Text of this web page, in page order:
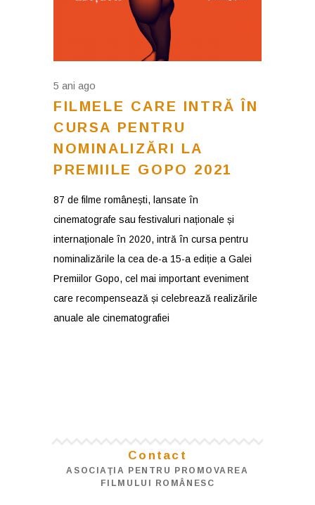
5 ani ago
FILMELE CARE INTRĂ ÎN
CURSA PENTRU
NOMINALIZĂRI LA
PREMIILE GOPO 2021
87 de filme românești, lansate în
cinematografe sau festivaluri naționale și
internaționale în 2020, intră în cursa pentru
nominalizările la cea de-a 15-a ediție a Galei
Premiilor Gopo, cel mai important eveniment
care recompensează și celebrează realizările
anuale ale cinematografiei
Contact
ASOCIAŢIA PENTRU PROMOVAREA
FILMULUI ROMÂNESC